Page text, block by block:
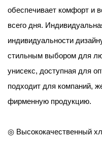
обеспечивает комфорт и
всего дня.
индивидуальности
стильным выбором для
унисекс, доступная для
подходит для компаний,
фирменную продукцию.
◎ Высококачественный